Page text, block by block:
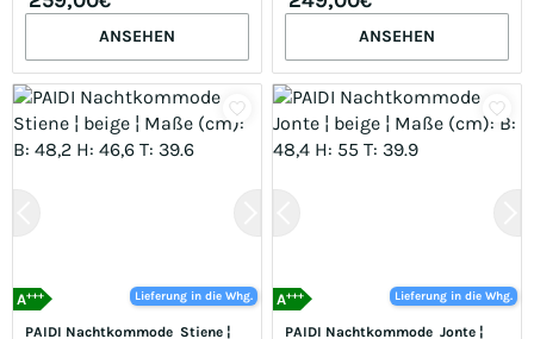
ANSEHEN ANSEHEN
Lieferung in die Whg.
A+++
PAIDI Nachtkommode  Stiene ¦
Lieferung in die Whg.
A+++
PAIDI Nachtkommode  Jonte ¦